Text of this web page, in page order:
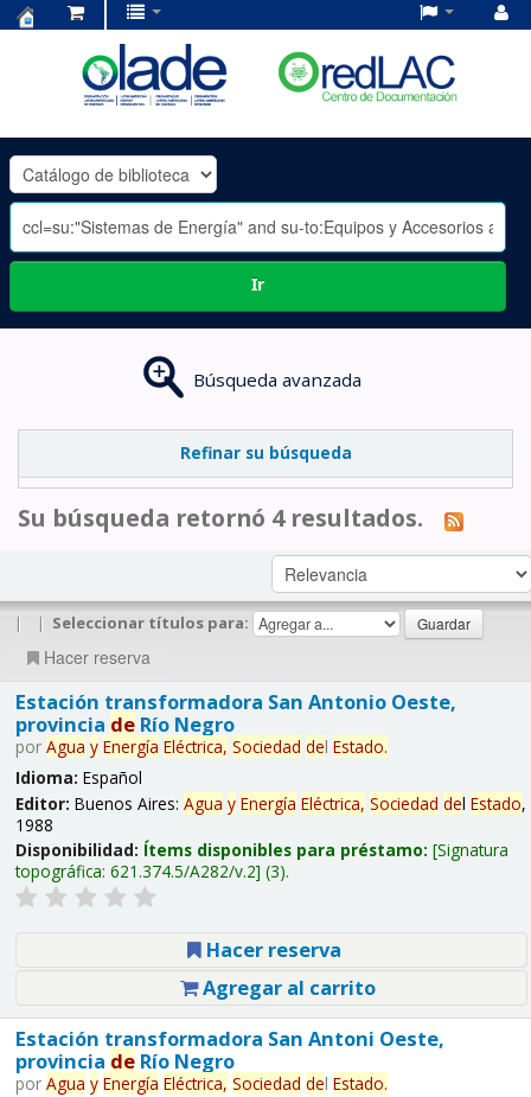
OLADE
-
Ir
Búsqueda avanzada
Refinar su búsqueda
Su búsqueda retornó 4 resultados.
| | Seleccionar títulos para:
Hacer reserva
Estación transformadora San Antonio Oeste,
provincia deRío Negro
por Agua y Energía Eléctrica, Sociedad del Estado.
Idioma: Español
Editor: Buenos Aires: Agua y Energía Eléctrica, Sociedad del Estado,
1988
Disponibilidad: Ítems disponibles para préstamo: Signatura
topográfica: 621.374.5/A282/v.2 (3).
Hacer reserva
Agregar al carrito
Estación transformadora San Antoni Oeste,
provincia deRío Negro
por Agua y Energía Eléctrica, Sociedad del Estado.